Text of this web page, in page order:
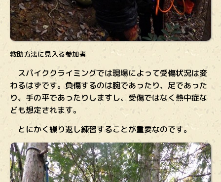
救助方法に見入る参加者
スパイククライミングでは現場によって受傷状況は変
わるはずです。負傷するのは腕であったり、足であった
り、手の平であったりしますし、受傷ではなく熱中症な
ども想定されます。
とにかく繰り返し練習することが重要なのです。